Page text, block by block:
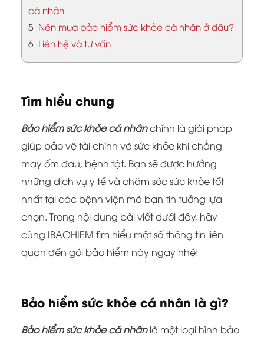
cá nhân
5 Nên mua bảo hiểm sức khỏe cá nhân ở đâu?
6 Liên hệ và tư vấn
Tìm hiểu chung
Bảo hiểm sức khỏe cá nhânchính là giải pháp
giúp bảo vệ tài chính và sức khỏe khi chẳng
may ốm đau, bệnh tật. Bạn sẽ được hưởng
những dịch vụ y tế và chăm sóc sức khỏe tốt
nhất tại các bệnh viện mà bạn tin tưởng lựa
chọn. Trong nội dung bài viết dưới đây, hãy
cùng IBAOHIEM tìm hiểu một số thông tin liên
quan đến gói bảo hiểm này ngay nhé!
Bảo hiểm sức khỏe cá nhân là gì?
Bảo hiểm sức khỏe cá nhânlà một loại hình bảo